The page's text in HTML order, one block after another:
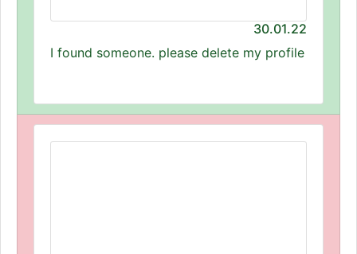
30.01.22
I found someone. please delete my profile